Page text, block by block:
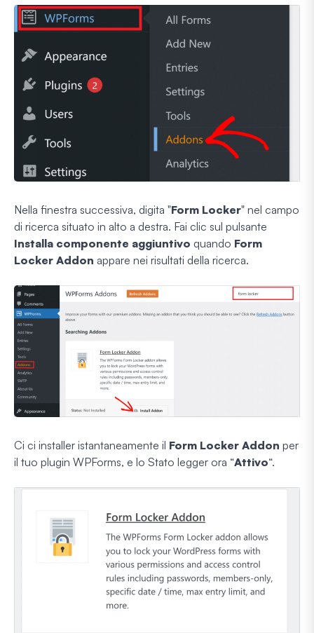
Nella finestra successiva, digita "Form Locker" nel campo
di ricerca situato in alto a destra. Fai clic sul pulsante
Installa componente aggiuntivo quando Form
Locker Addon appare nei risultati della ricerca.
Ci ci installer istantaneamente il Form Locker Addon per
il tuo plugin WPForms, e lo Stato legger ora “Attivo“.